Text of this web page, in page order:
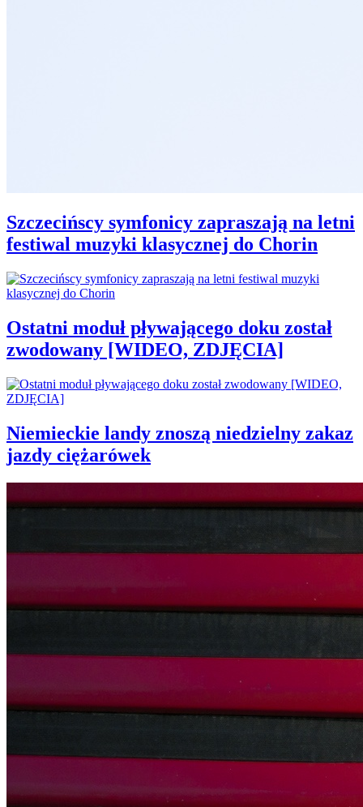
Szczecińscy symfonicy zapraszają na letni
festiwal muzyki klasycznej do Chorin
Ostatni moduł pływającego doku został
zwodowany [WIDEO, ZDJĘCIA]
Niemieckie landy znoszą niedzielny zakaz
jazdy ciężarówek